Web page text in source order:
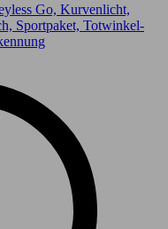
Go, Kurvenlicht,
Sportpaket, Totwinkel-